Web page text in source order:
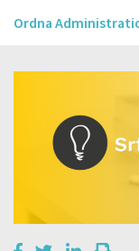
Ordna